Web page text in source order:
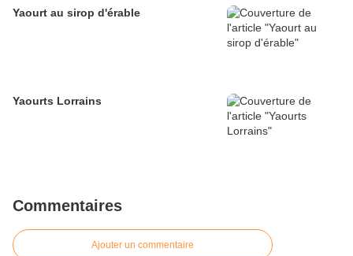
Yaourt au sirop d'érable
Yaourts Lorrains
Commentaires
Ajouter un commentaire